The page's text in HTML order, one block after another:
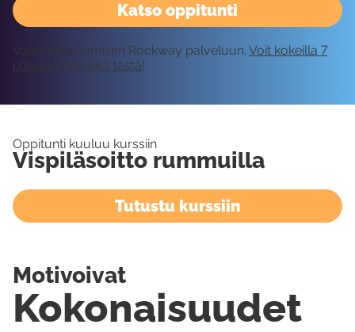
Katso oppitunti
Vaatii kirjautumisen Rockway palveluun. Voit kokeilla 7
päivää ilmaiseksi tästä!
Oppitunti kuuluu kurssiin
Vispiläsoitto rummuilla
Tutustu kurssiin
Kokonaisuudet
Motivoivat